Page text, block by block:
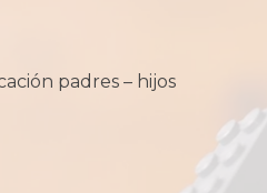
padres – hijos